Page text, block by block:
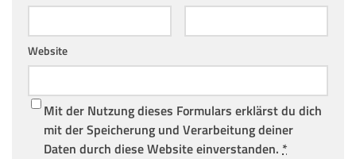
Website
Mit der Nutzung dieses Formulars erklärst du dich
mit der Speicherung und Verarbeitung deiner
Daten durch diese Website einverstanden. *